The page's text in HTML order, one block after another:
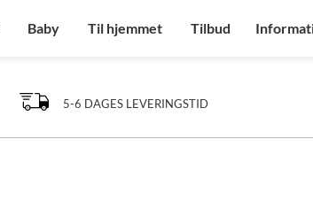
Baby Til hjemmet Tilbud
5-6 DAGES LEVERINGSTID